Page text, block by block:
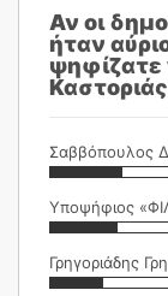
Αν οι
ήταν
ψηφίζατε